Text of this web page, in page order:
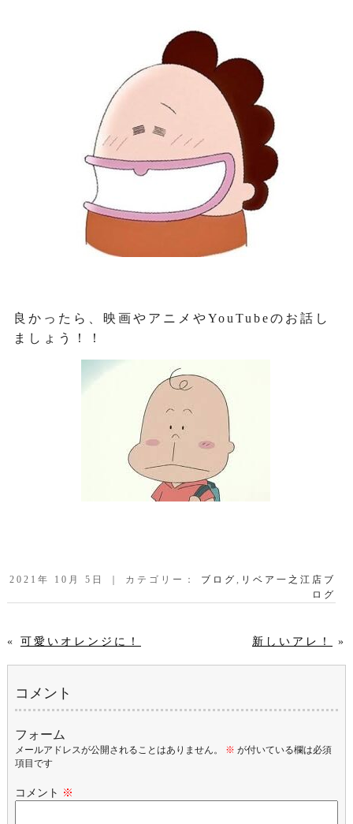
良かったら、映画やアニメやYouTubeのお話し
ましょう！！
2021年 10月 5日 ｜ カテゴリー： ブログ, リベア一之江店ブ
ログ
« 可愛いオレンジに！ 新しいアレ！ »
コメント
フォーム
メールアドレスが公開されることはありません。 ※ が付いている欄は必須
項目です
コメント ※